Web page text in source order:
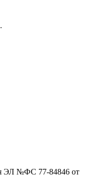
ЭЛ №ФС 77-84846 от